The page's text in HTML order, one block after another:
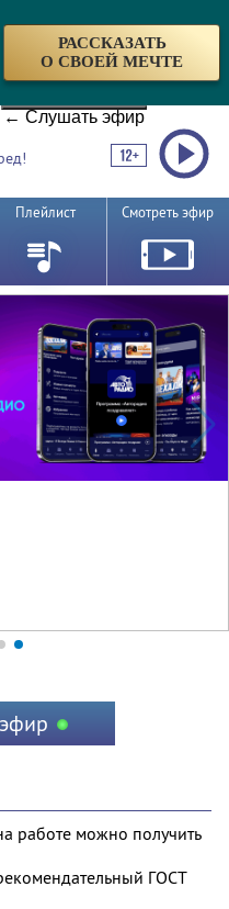
РАССКАЗАТЬ
О СВОЕЙ МЕЧТЕ
← Слушать эфир
Плейлист Смотреть эфир
работе можно получить
ГОСТ